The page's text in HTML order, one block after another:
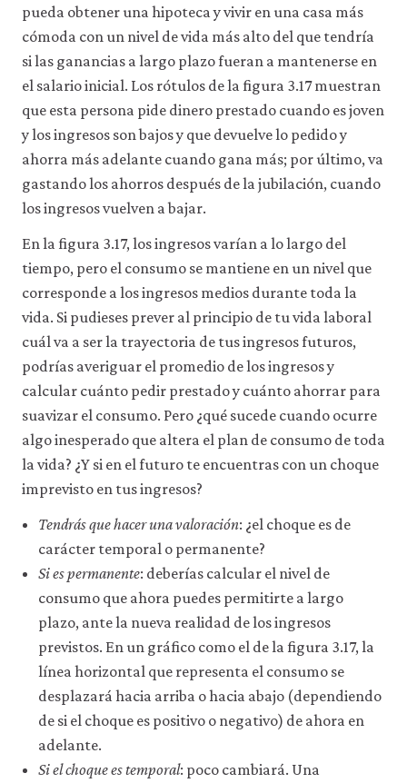
pueda obtener una hipoteca y vivir en una casa más
cómoda con un nivel de vida más alto del que tendría
si las ganancias a largo plazo fueran a mantenerse en
el salario inicial. Los rótulos de la figura 3.17 muestran
que esta persona pide dinero prestado cuando es joven
y los ingresos son bajos y que devuelve lo pedido y
ahorra más adelante cuando gana más; por último, va
gastando los ahorros después de la jubilación, cuando
los ingresos vuelven a bajar.
En la figura 3.17, los ingresos varían a lo largo del
tiempo, pero el consumo se mantiene en un nivel que
corresponde a los ingresos medios durante toda la
vida. Si pudieses prever al principio de tu vida laboral
cuál va a ser la trayectoria de tus ingresos futuros,
podrías averiguar el promedio de los ingresos y
calcular cuánto pedir prestado y cuánto ahorrar para
suavizar el consumo. Pero ¿qué sucede cuando ocurre
algo inesperado que altera el plan de consumo de toda
la vida? ¿Y si en el futuro te encuentras con un choque
imprevisto en tus ingresos?
Tendrás que hacer una valoración: ¿el choque es de
carácter temporal o permanente?
Si es permanente: deberías calcular el nivel de
consumo que ahora puedes permitirte a largo
plazo, ante la nueva realidad de los ingresos
previstos. En un gráfico como el de la figura 3.17, la
línea horizontal que representa el consumo se
desplazará hacia arriba o hacia abajo (dependiendo
de si el choque es positivo o negativo) de ahora en
adelante.
Si el choque es temporal: poco cambiará. Una